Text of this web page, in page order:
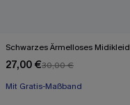
Schwarzes Ärmelloses Midikleid
27,00 €30,00 €
Mit Gratis-Maßband